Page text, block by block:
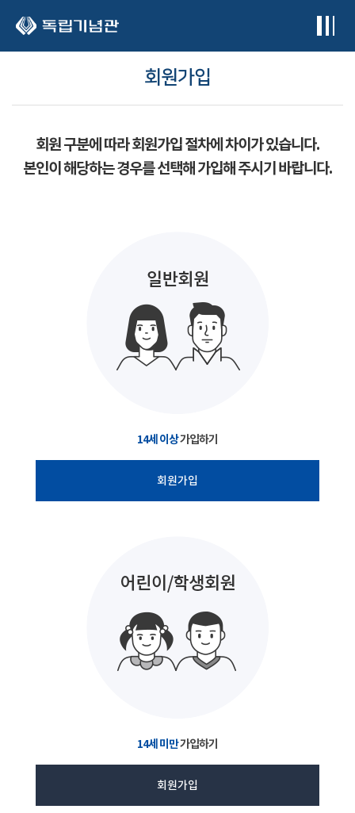
회원가입
회원 구분에 따라 회원가입 절차에 차이가 있습니다.
본인이 해당하는 경우를 선택해 가입해 주시기 바랍니다.
14세 이상가입하기
회원가입
14세 미만가입하기
회원가입